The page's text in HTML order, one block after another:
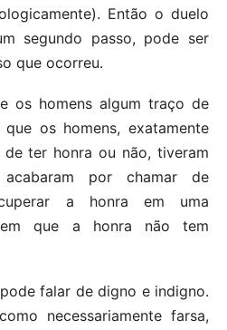
Então o duelo
segundo passo, pode ser
que ocorreu.
os homens algum traço de
os homens, exatamente
ter honra ou não, tiveram
por chamar de
a honra em uma
em que a honra não tem
falar de digno e indigno.
necessariamente farsa,